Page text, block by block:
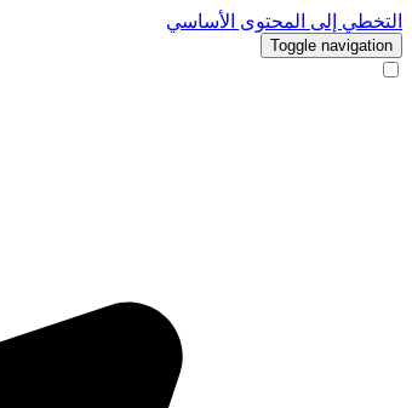
التخطي إلى المحتوى الأساسي
Toggle navigation